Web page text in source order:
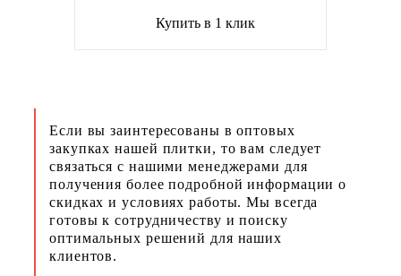
Купить в 1 клик
Если вы заинтересованы в оптовых
закупках нашей плитки, то вам следует
связаться с нашими менеджерами для
получения более подробной информации о
скидках и условиях работы. Мы всегда
готовы к сотрудничеству и поиску
оптимальных решений для наших
клиентов.